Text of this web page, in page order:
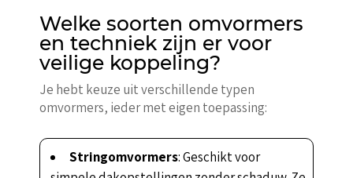
Welke soorten omvormers
en techniek zijn er voor
veilige koppeling?
Je hebt keuze uit verschillende typen
omvormers, ieder met eigen toepassing:
Stringomvormers: Geschikt voor